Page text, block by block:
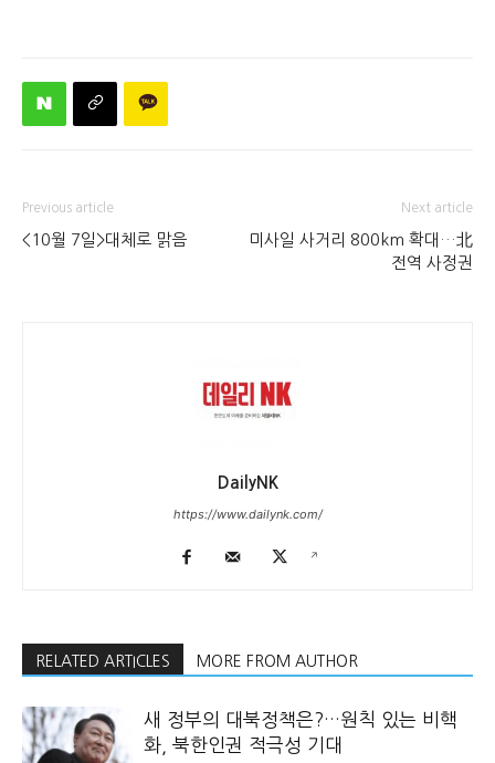
Previous article
<10월 7일>대체로 맑음
Next article
미사일 사거리 800km 확대…北
전역 사정권
DailyNK
https://www.dailynk.com/
RELATED ARTICLES MORE FROM AUTHOR
새 정부의 대북정책은?…원칙 있는 비핵
화, 북한인권 적극성 기대